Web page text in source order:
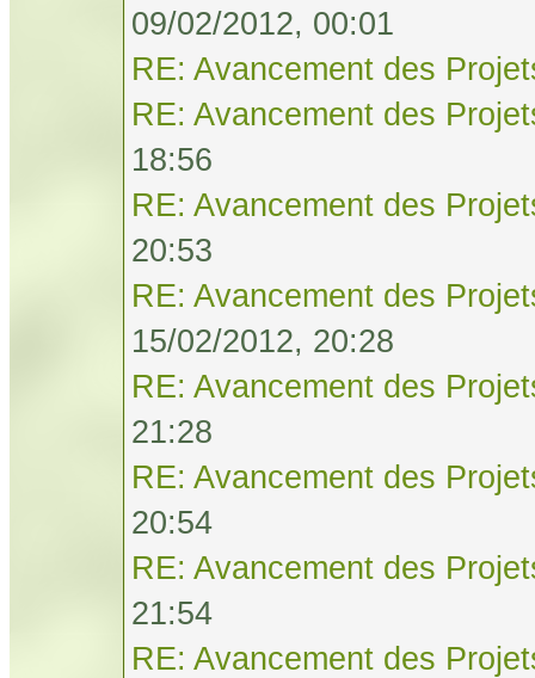
09/02/2012, 00:01
RE: Avancement des
RE: Avancement des
18:56
RE: Avancement des
20:53
RE: Avancement des
15/02/2012, 20:28
RE: Avancement des
21:28
RE: Avancement des
20:54
RE: Avancement des
21:54
RE: Avancement des